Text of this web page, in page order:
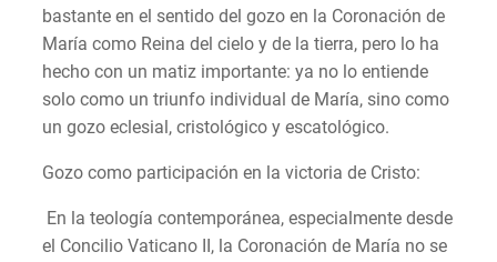
bastante en el sentido del gozo en la Coronación de
María como Reina del cielo y de la tierra, pero lo ha
hecho con un matiz importante: ya no lo entiende
solo como un triunfo individual de María, sino como
un gozo eclesial, cristológico y escatológico.
Gozo como participación en la victoria de Cristo:
En la teología contemporánea, especialmente desde
el Concilio Vaticano II, la Coronación de María no se